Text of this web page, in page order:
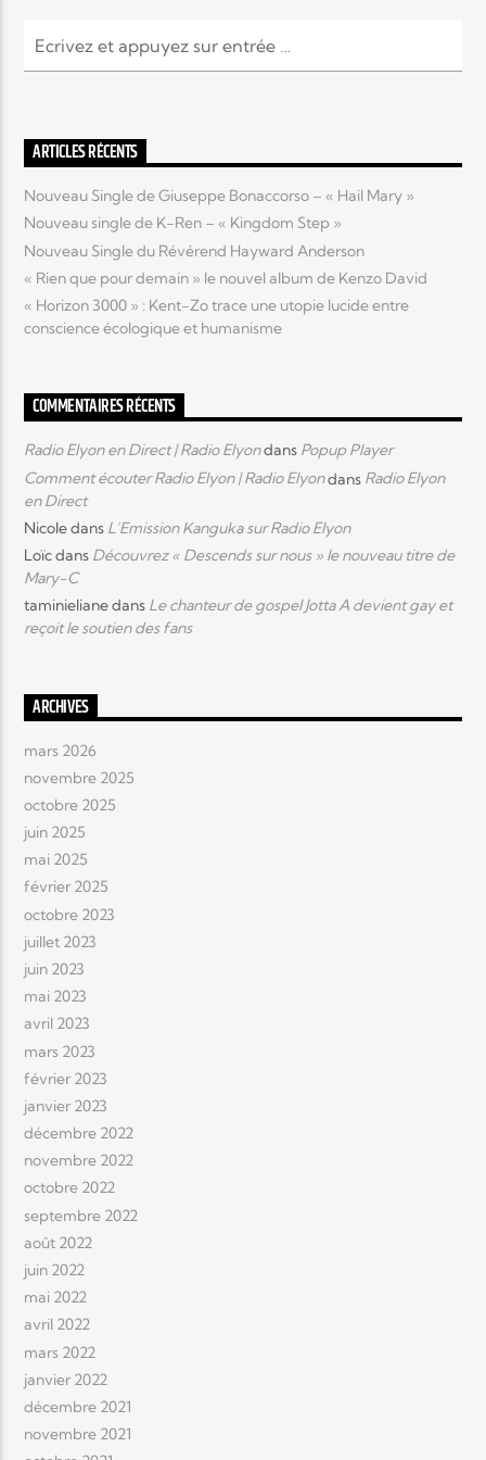
ARTICLES RÉCENTS
Nouveau Single de Giuseppe Bonaccorso – « Hail Mary »
Nouveau single de K-Ren – « Kingdom Step »
Nouveau Single du Révérend Hayward Anderson
« Rien que pour demain » le nouvel album de Kenzo David
« Horizon 3000 » : Kent-Zo trace une utopie lucide entre
conscience écologique et humanisme
COMMENTAIRES RÉCENTS
Radio Elyon en Direct | Radio Elyondans Popup Player
Comment écouter Radio Elyon | Radio Elyondans Radio Elyon
en Direct
Nicoledans L’Emission Kanguka sur Radio Elyon
Loïcdans Découvrez « Descends sur nous » le nouveau titre de
Mary-C
taminielianedans Le chanteur de gospel Jotta A devient gay et
reçoit le soutien des fans
ARCHIVES
mars 2026
novembre 2025
octobre 2025
juin 2025
mai 2025
février 2025
octobre 2023
juillet 2023
juin 2023
mai 2023
avril 2023
mars 2023
février 2023
janvier 2023
décembre 2022
novembre 2022
octobre 2022
septembre 2022
août 2022
juin 2022
mai 2022
avril 2022
mars 2022
janvier 2022
décembre 2021
novembre 2021